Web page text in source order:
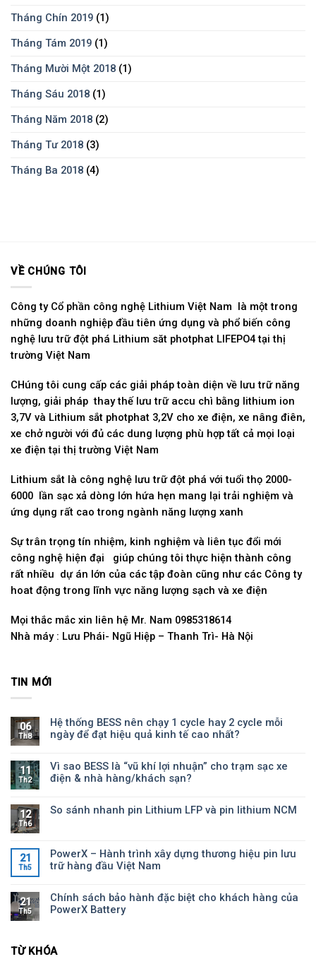
Tháng Chín 2019 (1)
Tháng Tám 2019 (1)
Tháng Mười Một 2018 (1)
Tháng Sáu 2018 (1)
Tháng Năm 2018 (2)
Tháng Tư 2018 (3)
Tháng Ba 2018 (4)
VỀ CHÚNG TÔI
Công ty Cổ phần công nghệ Lithium Việt Nam là một trong
những doanh nghiệp đầu tiên ứng dụng và phổ biến công
nghệ lưu trữ đột phá Lithium săt photphat LIFEPO4 tại thị
trường Việt Nam
CHúng tôi cung cấp các giải pháp toàn diện về lưu trữ năng
lượng, giải pháp thay thế lưu trữ accu chì bằng lithium ion
3,7V và Lithium sắt photphat 3,2V cho xe điện, xe nâng điên,
xe chở người với đủ các dung lượng phù hợp tất cả mọi loại
xe điện tại thị trường Việt Nam
Lithium sắt là công nghệ lưu trữ đột phá với tuổi thọ 2000-
6000 lần sạc xả dòng lớn hứa hẹn mang lại trải nghiệm và
ứng dụng rất cao trong ngành năng lượng xanh
Sự trân trọng tín nhiệm, kinh nghiệm và liên tục đổi mới
công nghệ hiện đại giúp chúng tôi thực hiện thành công
rất nhiều dự án lớn của các tập đoàn cũng như các Công ty
hoat động trong lĩnh vực năng lượng sạch và xe điện
Mọi thắc mắc xin liên hệ Mr. Nam 0985318614
Nhà máy : Lưu Phái- Ngũ Hiệp – Thanh Trì- Hà Nội
TIN MỚI
06
Th8
Hệ thống BESS nên chạy 1 cycle hay 2 cycle mỗi
ngày để đạt hiệu quả kinh tế cao nhất?
11
Th2
Vì sao BESS là “vũ khí lợi nhuận” cho trạm sạc xe
điện & nhà hàng/khách sạn?
12
Th6
So sánh nhanh pin Lithium LFP và pin lithium NCM
21
Th5
PowerX – Hành trình xây dựng thương hiệu pin lưu
trữ hàng đầu Việt Nam
21
Th5
Chính sách bảo hành đặc biệt cho khách hàng của
PowerX Battery
TỪ KHÓA